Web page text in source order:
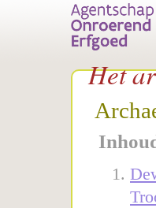
Het